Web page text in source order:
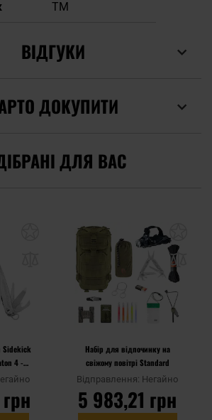
TM
ВІДГУКИ
ДОКУПИТИ
ДЛЯ ВАС
Sidekick
4 -
Набір для відпочинку на
свіжому повітрі Standard
Відправлення: Негайно
5 983,21 грн